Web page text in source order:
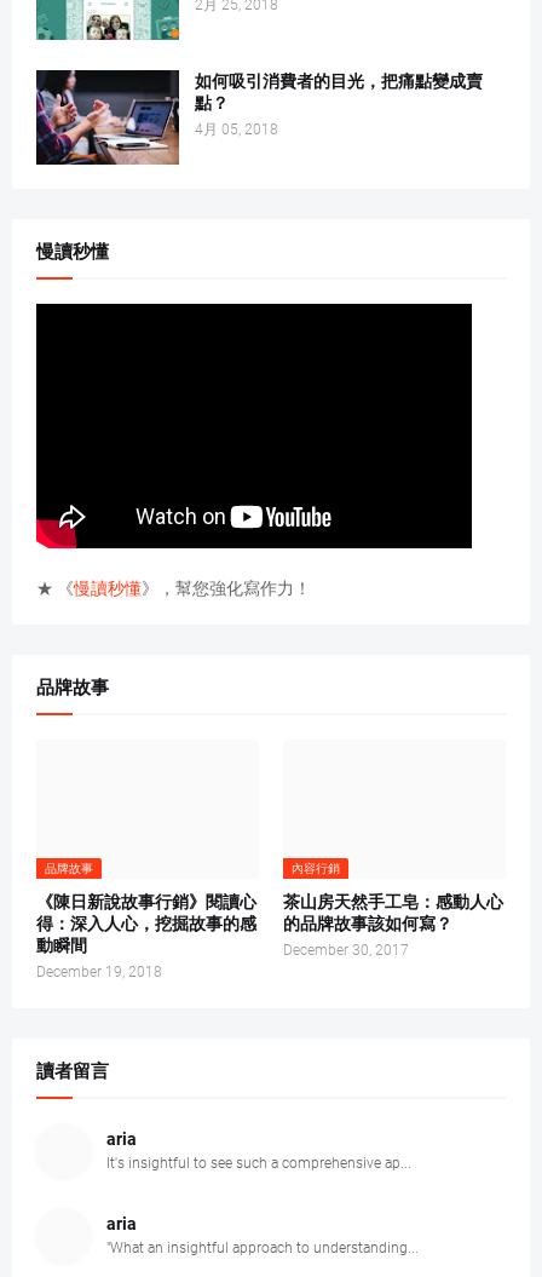
2月 25, 2018
如何吸引消費者的目光，把痛點變成賣
點？
4月 05, 2018
慢讀秒懂
★ 《慢讀秒懂》，幫您強化寫作力！
品牌故事
品牌故事
《陳日新說故事行銷》閱讀心
得：深入人心，挖掘故事的感
動瞬間
December 19, 2018
內容行銷
茶山房天然手工皂：感動人心
的品牌故事該如何寫？
December 30, 2017
讀者留言
aria
It's insightful to see such a comprehensive ap...
aria
"What an insightful approach to understanding...